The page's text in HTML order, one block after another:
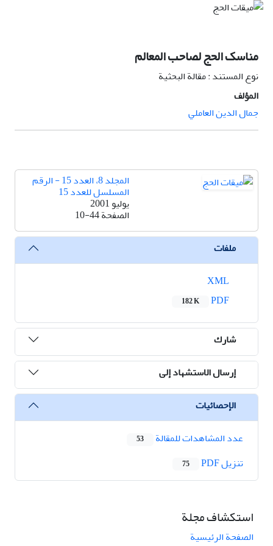
مناسک الحج لصاحب المعالم
نوع المستند : مقالة البحثية
المؤلف
جمال الدين العاملي
المجلد 8، العدد 15 - الرقم
المسلسل للعدد 15
يوليو 2001
الصفحة10-44
ملفات
182 K
شارك
إرسال الاستشهاد إلى
الإحصائيات
عدد المشاهدات للمقالة
53
تنزیل PDF 75
استكشاف مجلة
الصفحة الرئيسية